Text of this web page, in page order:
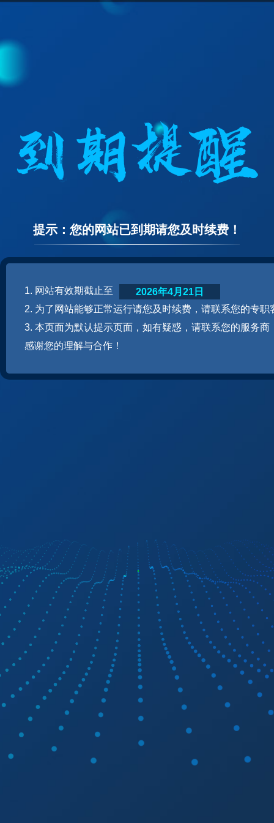
提示：您的网站已到期请您及时续费！
1. 网站有效期截止至
2. 为了网站能够正常运行请您及时续费，请联系您的专职
3. 本页面为默认提示页面，如有疑惑，请联系您的服务商
感谢您的理解与合作！
2026年4月21日